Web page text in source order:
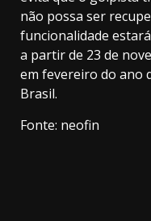
não possa ser
funcionalidade
a partir de 23 de
em fevereiro do ano
Brasil.
Fonte: neofin